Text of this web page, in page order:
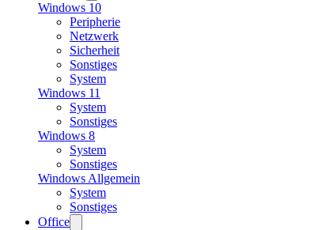
Windows 10
Peripherie
Netzwerk
Sicherheit
Sonstiges
System
Windows 11
System
Sonstiges
Windows 8
System
Sonstiges
Windows Allgemein
System
Sonstiges
Office